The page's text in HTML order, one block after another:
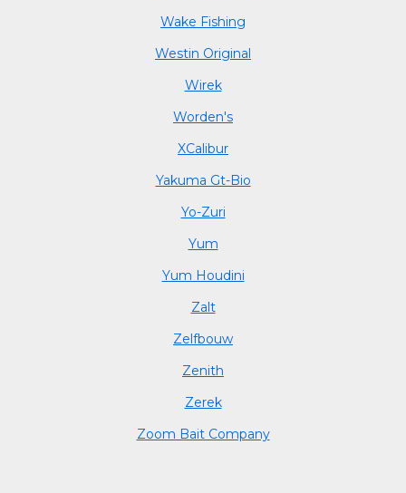
Wake Fishing
Westin Original
Wirek
Worden's
XCalibur
Yakuma Gt-Bio
Yo-Zuri
Yum
Yum Houdini
Zalt
Zelfbouw
Zenith
Zerek
Zoom Bait Company